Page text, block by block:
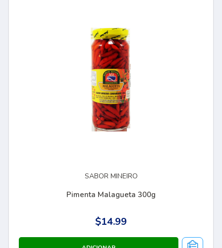
SABOR MINEIRO
Pimenta Malagueta 300g
$14.99